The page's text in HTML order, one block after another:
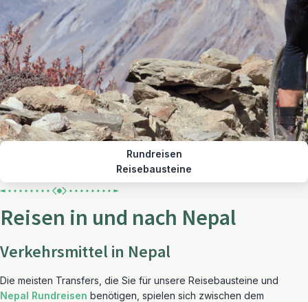
Rundreisen
Reisebausteine
Reisen in und nach Nepal
Verkehrsmittel in Nepal
Die meisten Transfers, die Sie für unsere Reisebausteine und
Nepal Rundreisen benötigen, spielen sich zwischen dem